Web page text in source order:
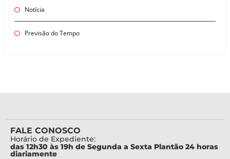
Notícia
Previsão do Tempo
FALE CONOSCO
Horário de Expediente:
das 12h30 às 19h de Segunda a Sexta Plantão 24 horas
diariamente